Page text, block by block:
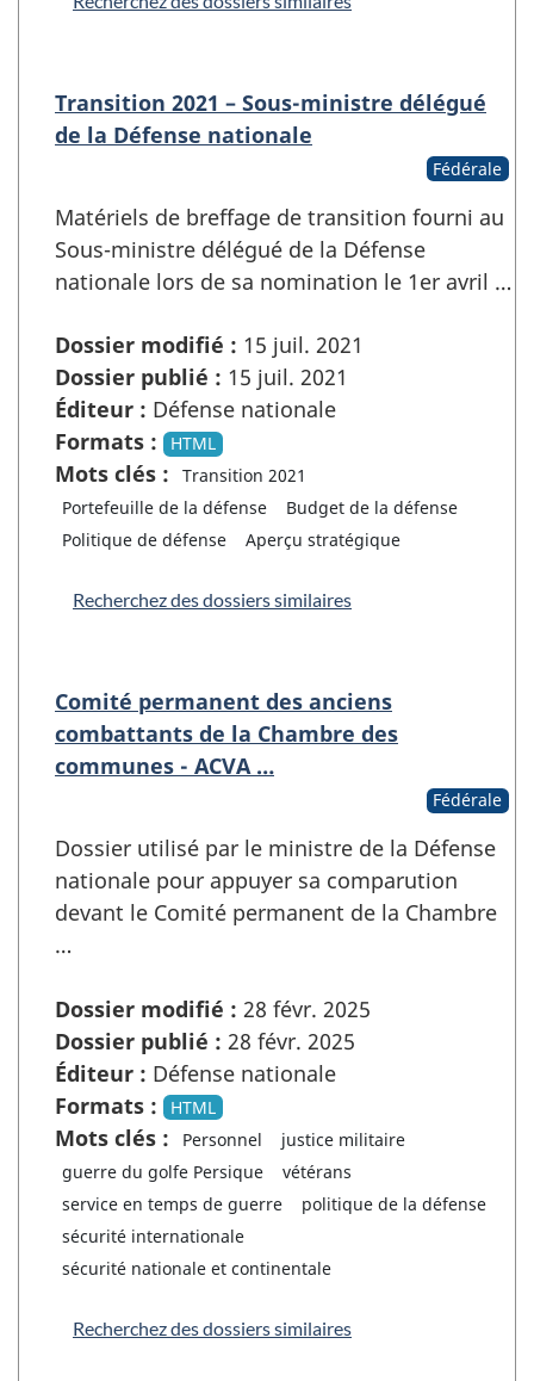
Transition 2021 – Sous-ministre délégué
de la Défense nationale
Fédérale
Matériels de breffage de transition fourni au
Sous-ministre délégué de la Défense
nationale lors de sa nomination le 1er avril …
Dossier modifié : 15 juil. 2021
Dossier publié : 15 juil. 2021
Éditeur : Défense nationale
Formats :
HTML
Mots clés :
Transition 2021
Portefeuille de la défense
Budget de la défense
Politique de défense
Aperçu stratégique
Recherchez des dossiers similaires
Comité permanent des anciens
combattants de la Chambre des
communes - ACVA …
Fédérale
Dossier utilisé par le ministre de la Défense
nationale pour appuyer sa comparution
devant le Comité permanent de la Chambre
…
Dossier modifié : 28 févr. 2025
Dossier publié : 28 févr. 2025
Éditeur : Défense nationale
Formats :
HTML
Mots clés : Personnel
justice militaire
guerre du golfe Persique
vétérans
service en temps de guerre
politique de la défense
sécurité internationale
sécurité nationale et continentale
Recherchez des dossiers similaires